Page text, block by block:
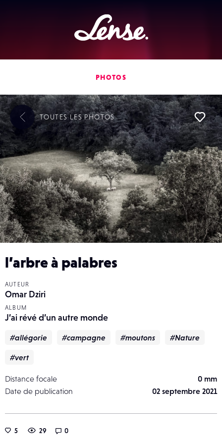
PHOTOS
l’arbre à palabres
AUTEUR
Omar Dziri
ALBUM
J’ai révé d’un autre monde
#allégorie #campagne #moutons #Nature
#vert
Distance focale
0 mm
Date de publication
02 septembre 2021
5 29 0
TOUTES LESPHOTOS